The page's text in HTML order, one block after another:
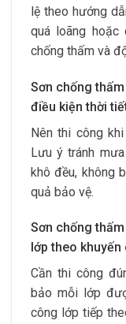
lệ theo hướng
quá loãng
chống thấm và
Sơn chống
điều kiện thời
Nên thi công
Lưu ý tránh
khô đều, không
quả bảo vệ.
Sơn chống
lớp theo khuyến
Cần thi công
bảo mỗi lớp
công lớp tiếp